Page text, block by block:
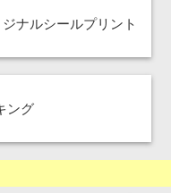
ナルシールプリント
ング